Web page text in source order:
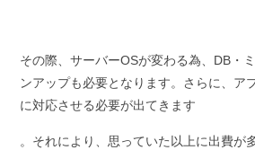
その際、サーバーOSが変わる為、DB・
ンアップも必要となります。さらに、ア
に対応させる必要が出てきます
。それにより、思っていた以上に出費が